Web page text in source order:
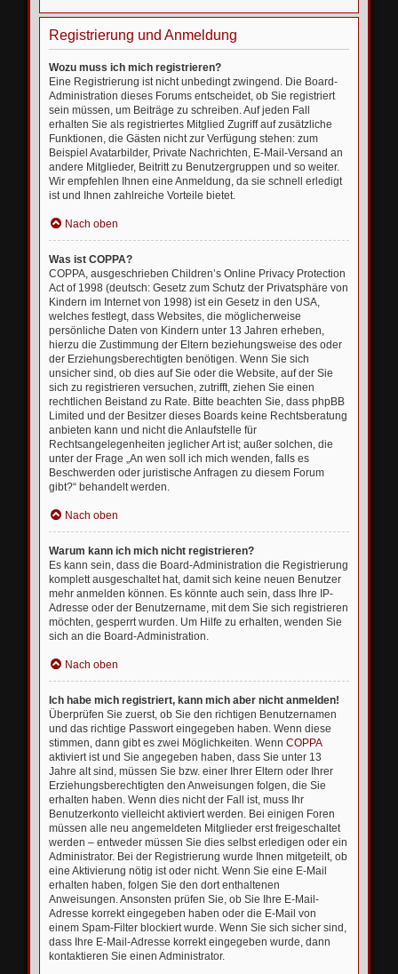
Registrierung und Anmeldung
Wozu muss ich mich registrieren?
Eine Registrierung ist nicht unbedingt zwingend. Die Board-
Administration dieses Forums entscheidet, ob Sie registriert
sein müssen, um Beiträge zu schreiben. Auf jeden Fall
erhalten Sie als registriertes Mitglied Zugriff auf zusätzliche
Funktionen, die Gästen nicht zur Verfügung stehen: zum
Beispiel Avatarbilder, Private Nachrichten, E-Mail-Versand an
andere Mitglieder, Beitritt zu Benutzergruppen und so weiter.
Wir empfehlen Ihnen eine Anmeldung, da sie schnell erledigt
ist und Ihnen zahlreiche Vorteile bietet.
Nach oben
Was ist COPPA?
COPPA, ausgeschrieben Children’s Online Privacy Protection
Act of 1998 (deutsch: Gesetz zum Schutz der Privatsphäre von
Kindern im Internet von 1998) ist ein Gesetz in den USA,
welches festlegt, dass Websites, die möglicherweise
persönliche Daten von Kindern unter 13 Jahren erheben,
hierzu die Zustimmung der Eltern beziehungsweise des oder
der Erziehungsberechtigten benötigen. Wenn Sie sich
unsicher sind, ob dies auf Sie oder die Website, auf der Sie
sich zu registrieren versuchen, zutrifft, ziehen Sie einen
rechtlichen Beistand zu Rate. Bitte beachten Sie, dass phpBB
Limited und der Besitzer dieses Boards keine Rechtsberatung
anbieten kann und nicht die Anlaufstelle für
Rechtsangelegenheiten jeglicher Art ist; außer solchen, die
unter der Frage „An wen soll ich mich wenden, falls es
Beschwerden oder juristische Anfragen zu diesem Forum
gibt?“ behandelt werden.
Nach oben
Warum kann ich mich nicht registrieren?
Es kann sein, dass die Board-Administration die Registrierung
komplett ausgeschaltet hat, damit sich keine neuen Benutzer
mehr anmelden können. Es könnte auch sein, dass Ihre IP-
Adresse oder der Benutzername, mit dem Sie sich registrieren
möchten, gesperrt wurden. Um Hilfe zu erhalten, wenden Sie
sich an die Board-Administration.
Nach oben
Ich habe mich registriert, kann mich aber nicht anmelden!
Überprüfen Sie zuerst, ob Sie den richtigen Benutzernamen
und das richtige Passwort eingegeben haben. Wenn diese
stimmen, dann gibt es zwei Möglichkeiten. WennCOPPA
aktiviert ist und Sie angegeben haben, dass Sie unter 13
Jahre alt sind, müssen Sie bzw. einer Ihrer Eltern oder Ihrer
Erziehungsberechtigten den Anweisungen folgen, die Sie
erhalten haben. Wenn dies nicht der Fall ist, muss Ihr
Benutzerkonto vielleicht aktiviert werden. Bei einigen Foren
müssen alle neu angemeldeten Mitglieder erst freigeschaltet
werden – entweder müssen Sie dies selbst erledigen oder ein
Administrator. Bei der Registrierung wurde Ihnen mitgeteilt, ob
eine Aktivierung nötig ist oder nicht. Wenn Sie eine E-Mail
erhalten haben, folgen Sie den dort enthaltenen
Anweisungen. Ansonsten prüfen Sie, ob Sie Ihre E-Mail-
Adresse korrekt eingegeben haben oder die E-Mail von
einem Spam-Filter blockiert wurde. Wenn Sie sich sicher sind,
dass Ihre E-Mail-Adresse korrekt eingegeben wurde, dann
kontaktieren Sie einen Administrator.